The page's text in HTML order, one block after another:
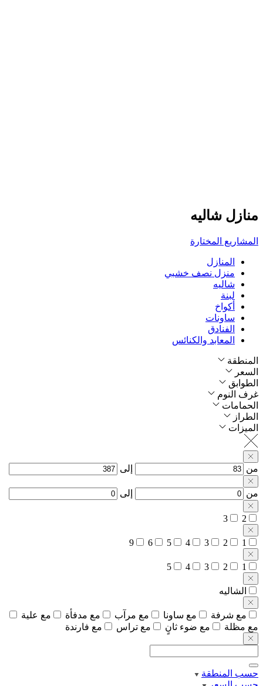
منازل شاليه
المشاريع المختارة
المنازل
منزل نصف خشبي
شاليه
لبنة
أكواخ
ساونات
الفنادق
المعابد والكنائس
المنطقة
السعر
الطوابق
غرف النوم
الحمامات
الطراز
الميزات
من إلى
من إلى
2
3
1
2
3
4
5
6
9
1
2
3
4
5
الشاليه
مع شرفة مع ساونا مع مرآب مع مدفأة
مع علية
مع مظلة
مع ضوء ثانٍ مع تراس مع فارندة
حسب المنطقة